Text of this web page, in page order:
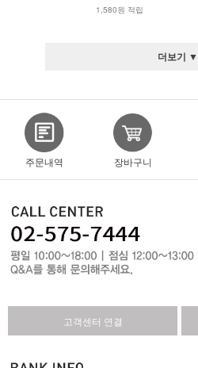
1,580원 적립
더보기 ▼
주문내역 장바구니
고객센터 연결